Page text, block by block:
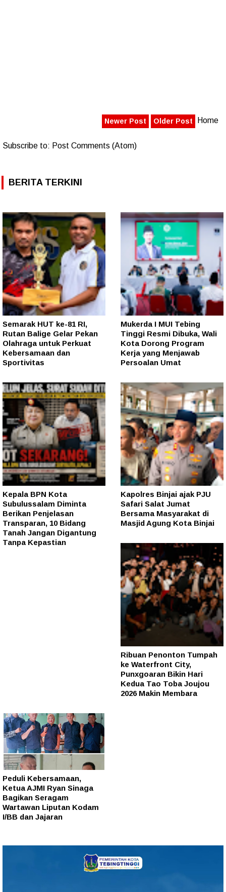
Newer Post Older Post Home
Subscribe to: Post Comments (Atom)
BERITA TERKINI
Semarak HUT ke-81 RI,
Rutan Balige Gelar Pekan
Olahraga untuk Perkuat
Kebersamaan dan
Sportivitas
Mukerda I MUI Tebing
Tinggi Resmi Dibuka, Wali
Kota Dorong Program
Kerja yang Menjawab
Persoalan Umat
Kepala BPN Kota
Subulussalam Diminta
Berikan Penjelasan
Transparan, 10 Bidang
Tanah Jangan Digantung
Tanpa Kepastian
Kapolres Binjai ajak PJU
Safari Salat Jumat
Bersama Masyarakat di
Masjid Agung Kota Binjai
Ribuan Penonton Tumpah
ke Waterfront City,
Punxgoaran Bikin Hari
Kedua Tao Toba Joujou
2026 Makin Membara
Peduli Kebersamaan,
Ketua AJMI Ryan Sinaga
Bagikan Seragam
Wartawan Liputan Kodam
I/BB dan Jajaran